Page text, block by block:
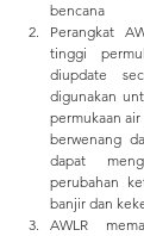
bencana
Perangkat
tinggi
diupdate
digunakan
permukaan
berwenang
dapat
perubahan
banjir dan
AWLR